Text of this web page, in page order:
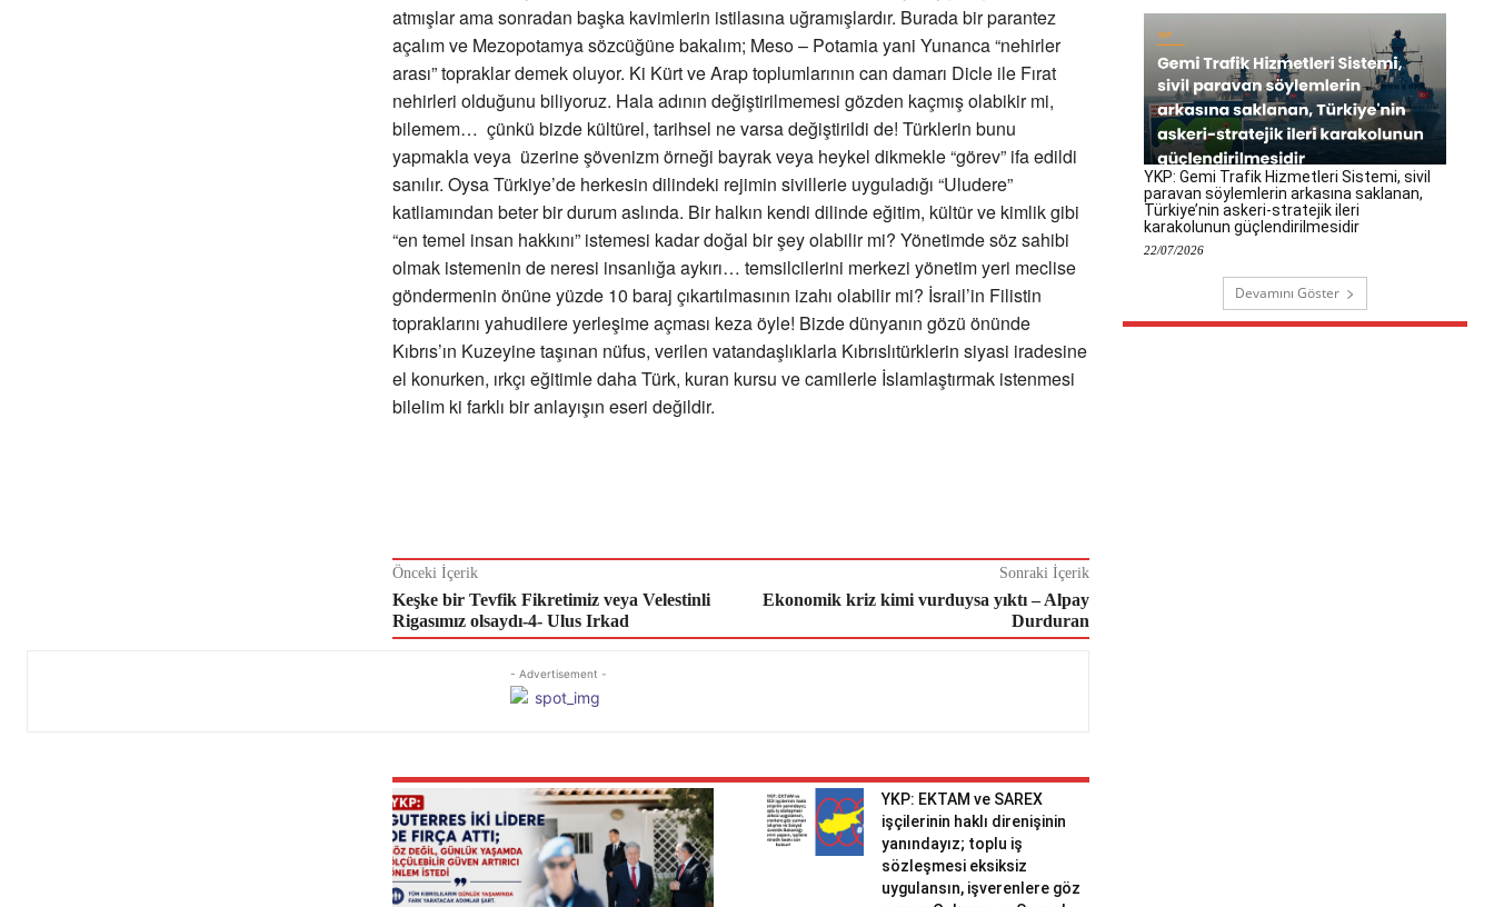
atmışlar ama sonradan başka kavimlerin istilasına uğramışlardır. Burada bir parantez
açalım ve Mezopotamya sözcüğüne bakalım; Meso – Potamia yani Yunanca “nehirler
arası” topraklar demek oluyor. Ki Kürt ve Arap toplumlarının can damarı Dicle ile Fırat
nehirleri olduğunu biliyoruz. Hala adının değiştirilmemesi gözden kaçmış olabikir mi,
bilemem… çünkü bizde kültürel, tarihsel ne varsa değiştirildi de! Türklerin bunu
yapmakla veya üzerine şövenizm örneği bayrak veya heykel dikmekle “görev” ifa edildi
sanılır. Oysa Türkiye’de herkesin dilindeki rejimin sivillerie uyguladığı “Uludere”
katliamından beter bir durum aslında. Bir halkın kendi dilinde eğitim, kültür ve kimlik gibi
“en temel insan hakkını” istemesi kadar doğal bir şey olabilir mi? Yönetimde söz sahibi
olmak istemenin de neresi insanlığa aykırı… temsilcilerini merkezi yönetim yeri meclise
göndermenin önüne yüzde 10 baraj çıkartılmasının izahı olabilir mi? İsrail’in Filistin
topraklarını yahudilere yerleşime açması keza öyle! Bizde dünyanın gözü önünde
Kıbrıs’ın Kuzeyine taşınan nüfus, verilen vatandaşlıklarla Kıbrıslıtürklerin siyasi iradesine
el konurken, ırkçı eğitimle daha Türk, kuran kursu ve camilerle İslamlaştırmak istenmesi
bilelim ki farklı bir anlayışın eseri değildir.
Önceki İçerik
Keşke bir Tevfik Fikretimiz veya Velestinli
Rigasımız olsaydı-4- Ulus Irkad
Sonraki İçerik
Ekonomik kriz kimi vurduysa yıktı – Alpay
Durduran
- Advertisement -
YKP: EKTAM ve SAREX
işçilerinin haklı direnişinin
yanındayız; toplu iş
sözleşmesi eksiksiz
uygulansın, işverenlere göz
YKP: Gemi Trafik Hizmetleri Sistemi, sivil
paravan söylemlerin arkasına saklanan,
Türkiye’nin askeri-stratejik ileri
karakolunun güçlendirilmesidir
22/07/2026
Devamını Göster